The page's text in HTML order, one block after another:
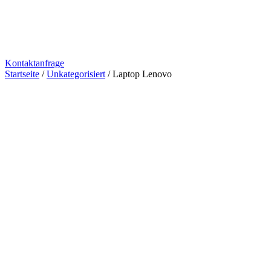
Kontaktanfrage
Startseite /Unkategorisiert / Laptop Lenovo